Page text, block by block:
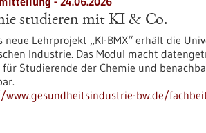
studieren mit KI & Co.
neue Lehrprojekt „KI-BMX“ erhält die
Industrie. Das Modul macht
für Studierende der Chemie und
bw.de/